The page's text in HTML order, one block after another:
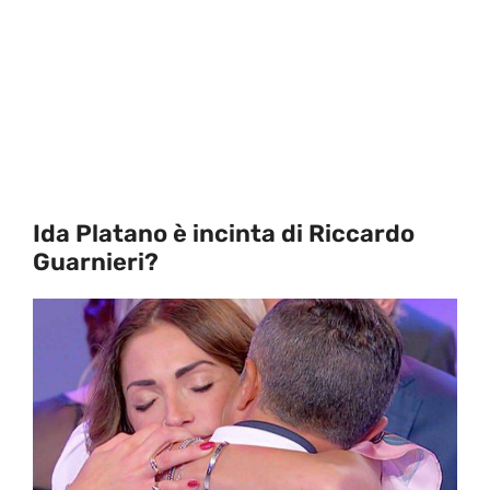
Ida Platano è incinta di Riccardo
Guarnieri?